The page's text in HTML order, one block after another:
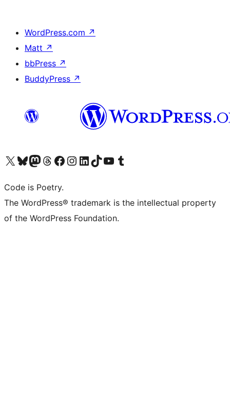
WordPress.com ↗
Matt ↗
bbPress ↗
BuddyPress ↗
Visit our X (formerly Twitter) account
ഞങ്ങളുടെ ബ്ലൂസ്കൈ അക്കൗണ്ട് സന്ദർശിക്കുക
Visit our Mastodon account
ഞങ്ങളുടെ ത്രെഡ്സ് അക്കൗണ്ട് സന്ദർശിക്കുക
Visit our Facebook page
Visit our Instagram account
Visit our LinkedIn account
ഞങ്ങളുടെ ടിക് ടോക് അക്കൗണ്ട് സന്ദർശിക്കുക
Visit our YouTube channel
ഞങ്ങളുടെ ടംബ്ലർ അക്കൗണ്ട് സന്ദർശിക്കുക
Code is Poetry.
The WordPress® trademark is the intellectual property
of the WordPress Foundation.